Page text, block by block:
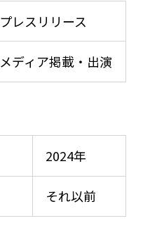
プレスリリース
メディア掲載・出演
2024年
それ以前